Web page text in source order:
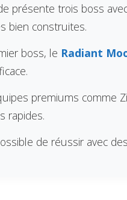
présente trois boss
bien construites.
boss, le Radiant
premiums comme
rapides.
de réussir avec